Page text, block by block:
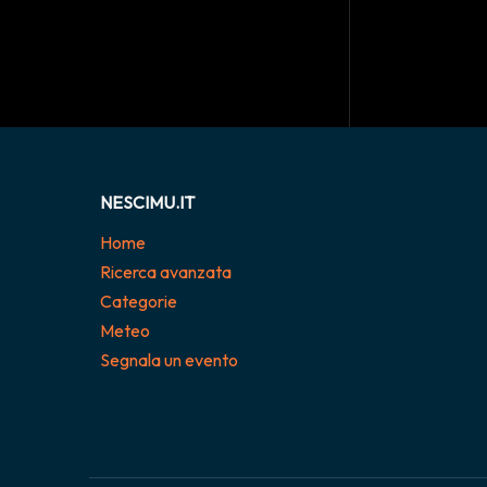
NESCIMU.IT
Home
Ricerca avanzata
Categorie
Meteo
Segnala un evento